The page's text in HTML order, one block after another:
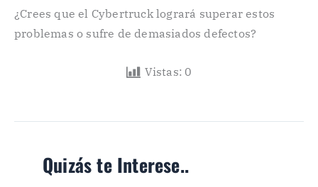
¿Crees que el Cybertruck logrará superar estos
problemas o sufre de demasiados defectos?
Vistas: 0
Quizás te Interese..